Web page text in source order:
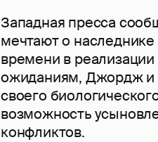
Западная пресса
мечтают о наследнике
времени в
ожиданиям, Джордж и
своего
возможность
конфликтов.